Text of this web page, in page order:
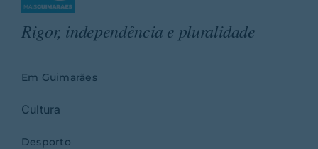
Rigor, independência e pluralidade
Em Guimarães
Cultura
Desporto